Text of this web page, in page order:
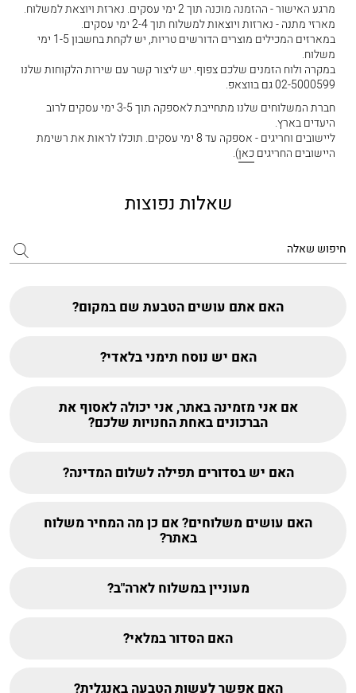
מרגע האישור - ההזמנה מוכנה תוך 2 ימי עסקים. נארזת ויוצאת למשלוח.
מארזי מתנה - נארזות ויוצאות למשלוח תוך 2-4 ימי עסקים.
במארזים המכילים מוצרים הדורשים טריות, יש לקחת בחשבון 1-5 ימי
משלוח.
במקרה ולוח הזמנים שלכם צפוף. יש ליצור קשר עם שירות הלקוחות שלנו
02-5000599 גם בווצאפ.
חברת המשלוחים שלנו מתחייבת לאספקה תוך 3-5 ימי עסקים לרוב
היעדים בארץ.
ליישובים וחריגים - אספקה עד 8 ימי עסקים. תוכלו לראות את רשימת
היישובים החריגיםכאן).
שאלות נפוצות
האם אתם עושים הטבעת שם במקום?
האם יש נוסח תימני בלאדי?
אם אני מזמינה באתר, אני יכולה לאסוף את
הברכונים באחת החנויות שלכם?
האם יש בסדורים תפילה לשלום המדינה?
האם עושים משלוחים? אם כן מה המחיר משלוח
באתר?
מעוניין במשלוח לארה"ב?
האם הסדור במלאי?
האם אפשר לעשות הטבעה באנגלית?